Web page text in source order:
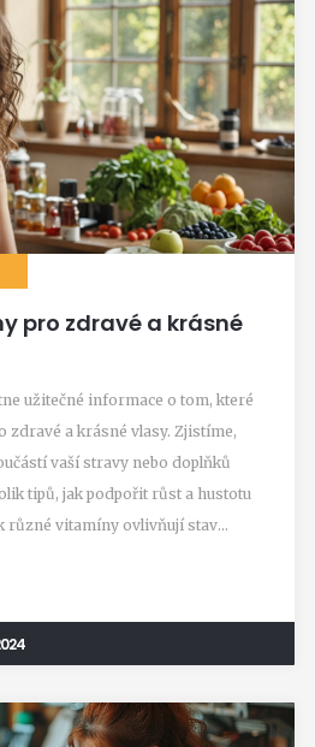
pro zdravé a krásné
užitečné informace o tom, které
zdravé a krásné vlasy. Zjistíme,
vaší stravy nebo doplňků
tipů, jak podpořit růst a hustotu
různé vitamíny ovlivňují stav